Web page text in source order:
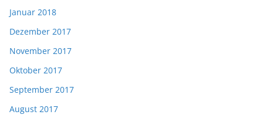
Januar 2018
Dezember 2017
November 2017
Oktober 2017
September 2017
August 2017